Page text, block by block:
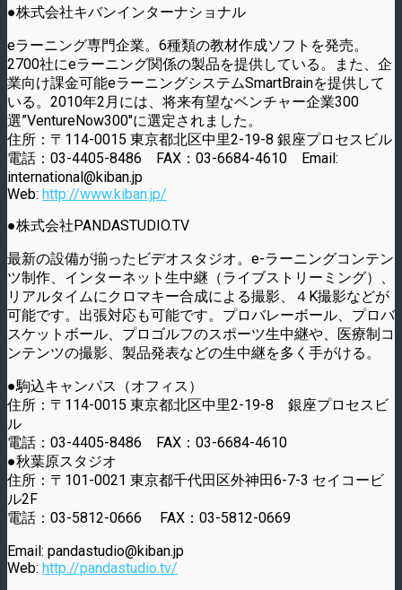
●株式会社キバンインターナショナル
eラーニング専門企業。6種類の教材作成ソフトを発売。
2700社にeラーニング関係の製品を提供している。また、企
業向け課金可能eラーニングシステムSmartBrainを提供して
いる。2010年2月には、将来有望なベンチャー企業300
選”VentureNow300″に選定されました。
住所：〒114-0015 東京都北区中里2-19-8 銀座プロセスビル
電話：03-4405-8486 FAX：03-6684-4610 Email:
international@kiban.jp
Web: http://www.kiban.jp/
●株式会社PANDASTUDIO.TV
最新の設備が揃ったビデオスタジオ。e-ラーニングコンテン
ツ制作、インターネット生中継（ライブストリーミング）、
リアルタイムにクロマキー合成による撮影、４K撮影などが
可能です。出張対応も可能です。プロバレーボール、プロバ
スケットボール、プロゴルフのスポーツ生中継や、医療制コ
ンテンツの撮影、製品発表などの生中継を多く手がける。
●駒込キャンパス（オフィス）
住所：〒114-0015 東京都北区中里2-19-8 銀座プロセスビ
ル
電話：03-4405-8486 FAX：03-6684-4610
●秋葉原スタジオ
住所：〒101-0021 東京都千代田区外神田6-7-3 セイコービ
ル2F
電話：03-5812-0666 FAX：03-5812-0669
Email: pandastudio@kiban.jp
Web: http://pandastudio.tv/